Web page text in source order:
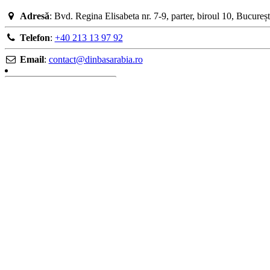
Adresă: Bvd. Regina Elisabeta nr. 7-9, parter, biroul 10,
Telefon: +40 213 13 97 92
Email: contact@dinbasarabia.ro